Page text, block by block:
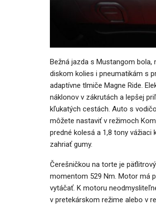
Bežná jazda s Mustangom
diskom kolies i pneumatikám s
adaptívne tlmiče Magne Ride.
náklonov v zákrutách a lepšej
kľukatých cestách. Auto s
môžete nastaviť v režimoch
predné kolesá a 1,8 tony
zahriať gumy.
Čerešničkou na torte je
momentom 529 Nm. Motor má
vytáčať. K motoru
v pretekárskom režime alebo v